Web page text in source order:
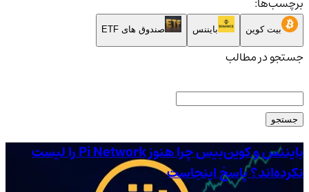
بیت کوین بایننس صندوق های ETF
جستجو در مطالب
جستجو
بایننس و کوین‌بیس چرا هنوز Pi Network را لیست
نکرده‌اند؟ پاسخ اینجاست